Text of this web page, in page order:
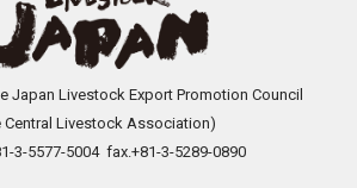
Japan Livestock Export Promotion Council
Central Livestock Association)
3-5577-5004 fax.+81-3-5289-0890